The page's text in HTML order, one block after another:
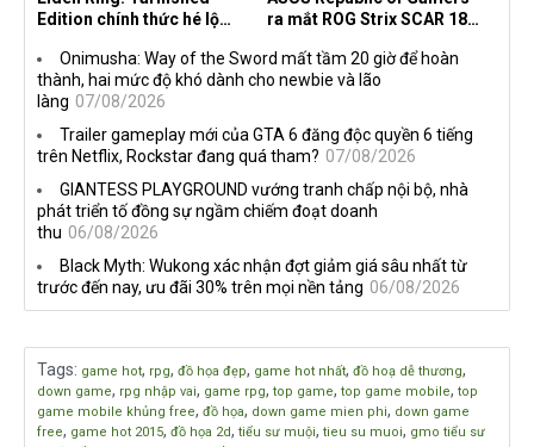
Edition chính thức hé lộ
ra mắt ROG Strix SCAR 18
Onimusha: Way of the Sword mất tầm 20 giờ để hoàn
thành, hai mức độ khó dành cho newbie và lão
làng 07/08/2026
Trailer gameplay mới của GTA 6 đăng độc quyền 6 tiếng
trên Netflix, Rockstar đang quá tham? 07/08/2026
GIANTESS PLAYGROUND vướng tranh chấp nội bộ, nhà
phát triển tố đồng sự ngầm chiếm đoạt doanh
thu 06/08/2026
Black Myth: Wukong xác nhận đợt giảm giá sâu nhất từ
trước đến nay, ưu đãi 30% trên mọi nền tảng 06/08/2026
Tags: game hot, rpg, đồ họa đẹp, game hot nhất, đồ hoạ dễ thương,
down game, rpg nhập vai, game rpg, top game, top game mobile, top
game mobile khủng free, đồ họa, down game mien phi, down game
free, game hot 2015, đồ họa 2d, tiểu sư muội, tieu su muoi, gmo tiểu sư